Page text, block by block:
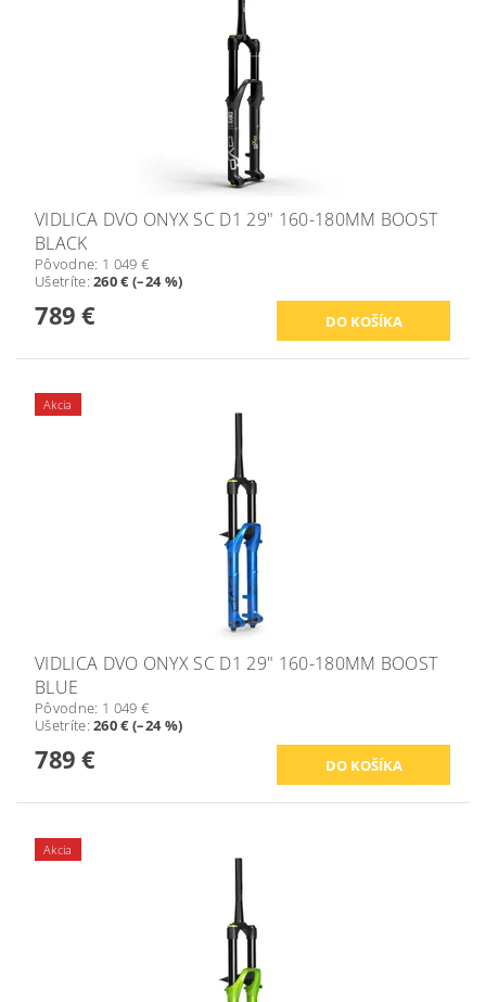
VIDLICA DVO ONYX SC D1 29" 160-180MM BOOST
BLACK
Pôvodne: 1 049 €
Ušetríte:260 € (–24 %)
789 €
Akcia
VIDLICA DVO ONYX SC D1 29" 160-180MM BOOST
BLUE
Pôvodne: 1 049 €
Ušetríte:260 € (–24 %)
789 €
Akcia